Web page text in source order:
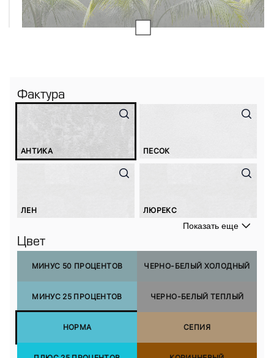
Фактура
АНТИКА ПЕСОК
ЛЕН ЛЮРЕКС
Показать еще
Цвет
МИНУС 50 ПРОЦЕНТОВ
МИНУС 25 ПРОЦЕНТОВ
НОРМА
ЧЕРНО-БЕЛЫЙ ХОЛОДНЫЙ
ЧЕРНО-БЕЛЫЙ ТЕПЛЫЙ
СЕПИЯ